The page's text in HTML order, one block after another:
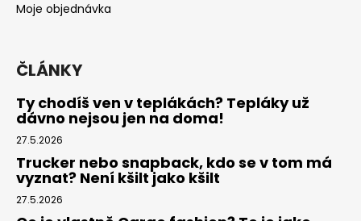
Moje objednávka
ČLÁNKY
Ty chodíš ven v teplákách? Tepláky už
dávno nejsou jen na doma!
27.5.2026
Trucker nebo snapback, kdo se v tom má
vyznat? Není kšilt jako kšilt
27.5.2026